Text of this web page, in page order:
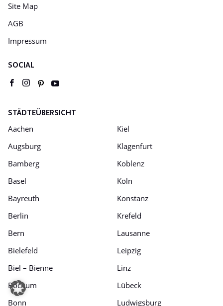
Site Map
AGB
Impressum
SOCIAL
facebookinstagram
pinterest
STÄDTEÜBERSICHT
Aachen
Augsburg
Bamberg
Basel
Bayreuth
Berlin
Bern
Bielefeld
Biel – Bienne
Bochum
Bonn
Kiel
Klagenfurt
Koblenz
Köln
Konstanz
Krefeld
Lausanne
Leipzig
Linz
Lübeck
Ludwigsburg